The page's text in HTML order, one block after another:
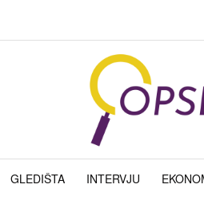
GLEDIŠTA INTERVJU